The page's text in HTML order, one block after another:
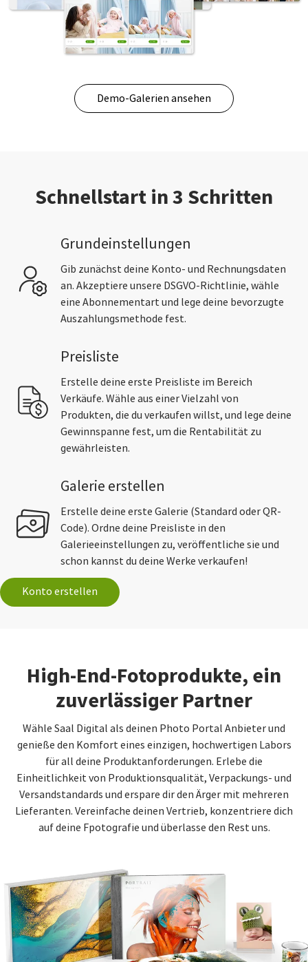
Demo-Galerien ansehen
Schnellstart in 3 Schritten
Grundeinstellungen
Gib zunächst deine Konto- und Rechnungsdaten
an. Akzeptiere unsere DSGVO-Richtlinie, wähle
eine Abonnementart und lege deine bevorzugte
Auszahlungsmethode fest.
Preisliste
Erstelle deine erste Preisliste im Bereich
Verkäufe. Wähle aus einer Vielzahl von
Produkten, die du verkaufen willst, und lege deine
Gewinnspanne fest, um die Rentabilität zu
gewährleisten.
Galerie erstellen
Erstelle deine erste Galerie (Standard oder QR-
Code). Ordne deine Preisliste in den
Galerieeinstellungen zu, veröffentliche sie und
schon kannst du deine Werke verkaufen!
Konto erstellen
High-End-Fotoprodukte, ein
zuverlässiger Partner
Wähle Saal Digital als deinen Photo Portal Anbieter und
genieße den Komfort eines einzigen, hochwertigen Labors
für all deine Produktanforderungen. Erlebe die
Einheitlichkeit von Produktionsqualität, Verpackungs- und
Versandstandards und erspare dir den Ärger mit mehreren
Lieferanten. Vereinfache deinen Vertrieb, konzentriere dich
auf deine Fpotografie und überlasse den Rest uns.